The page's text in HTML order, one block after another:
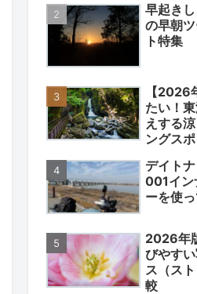
早起き
の早朝
ト特集
【2026
たい！
えする
ングス
デイト
001イン
ーを使
2026年
びやす
ス（ス
較